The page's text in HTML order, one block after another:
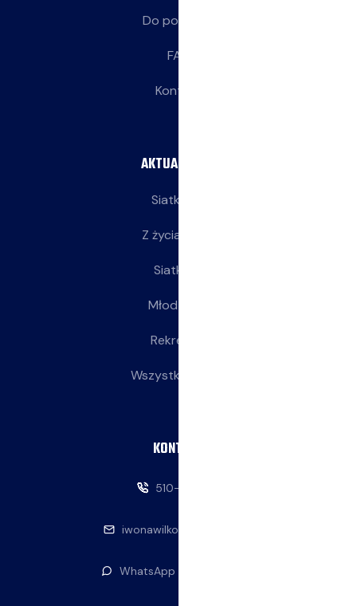
Do pobrania
FAQ
Kontakt
AKTUALNOŚCI
Siatkarze
Z życia klubu
Siatkarki
Młodziczki
Rekreacja
Wszystkie wpisy
KONTAKT
510-146-069
iwonawilkowska@interia.pl
WhatsApp — napisz do nas